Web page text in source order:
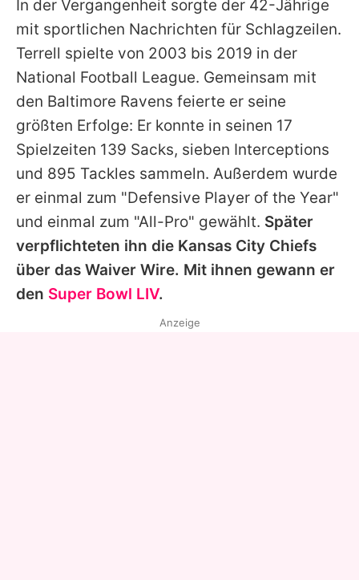
In der Vergangenheit sorgte der 42-Jährige
mit sportlichen Nachrichten für Schlagzeilen.
Terrell spielte von 2003 bis 2019 in der
National Football League. Gemeinsam mit
den Baltimore Ravens feierte er seine
größten Erfolge: Er konnte in seinen 17
Spielzeiten 139 Sacks, sieben Interceptions
und 895 Tackles sammeln. Außerdem wurde
er einmal zum "Defensive Player of the Year"
und einmal zum "All-Pro" gewählt. Später
verpflichteten ihn die Kansas City Chiefs
über das Waiver Wire. Mit ihnen gewann er
den Super Bowl LIV.
Anzeige